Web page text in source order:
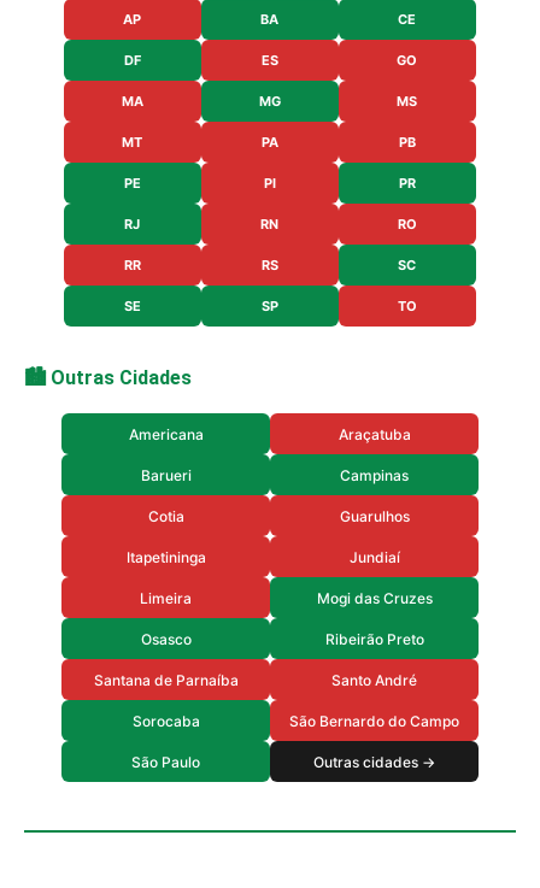
AP BA CE
DF ES GO
MA MG MS
MT PA PB
PE PI PR
RJ RN RO
RR RS SC
SE SP TO
🏙️ Outras Cidades
Americana Araçatuba
Barueri Campinas
Cotia Guarulhos
Itapetininga Jundiaí
Limeira Mogi das Cruzes
Osasco Ribeirão Preto
Santana de Parnaíba Santo André
Sorocaba São Bernardo do Campo
São Paulo Outras cidades →